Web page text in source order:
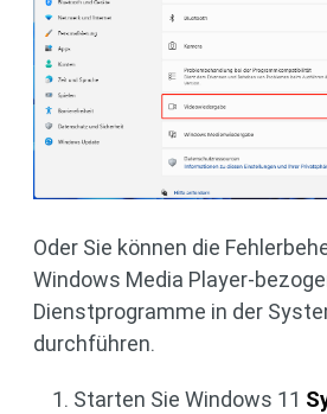
Oder Sie können die
Windows Media Player-
Dienstprogramme in der
durchführen.
1. Starten Sie Windows 11